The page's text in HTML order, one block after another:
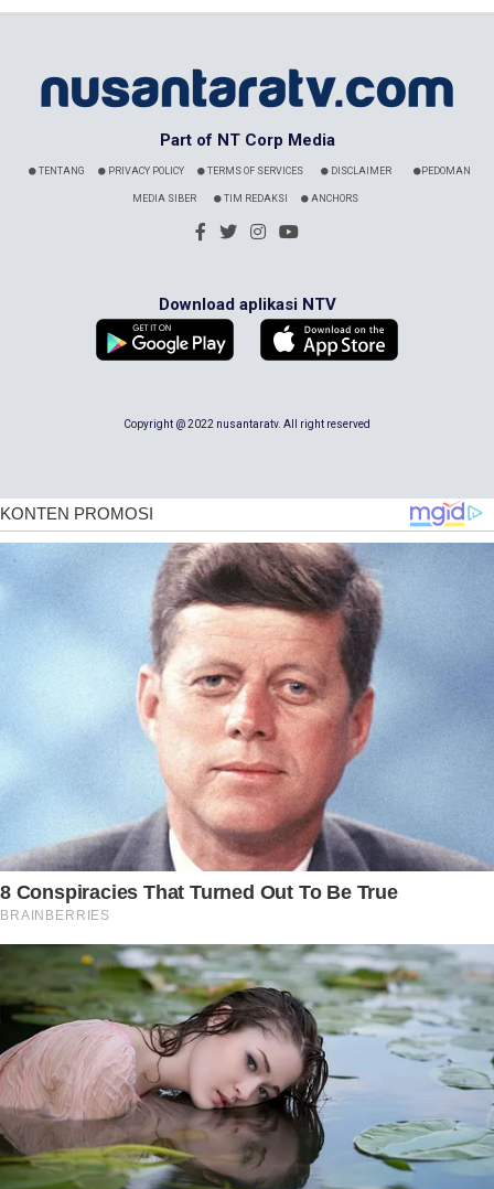
Part of NT Corp Media
TENTANG PRIVACY POLICY TERMS OF SERVICES DISCLAIMER PEDOMAN
MEDIA SIBER TIM REDAKSI ANCHORS
Download aplikasi NTV
Copyright @ 2022 nusantaratv. All right reserved